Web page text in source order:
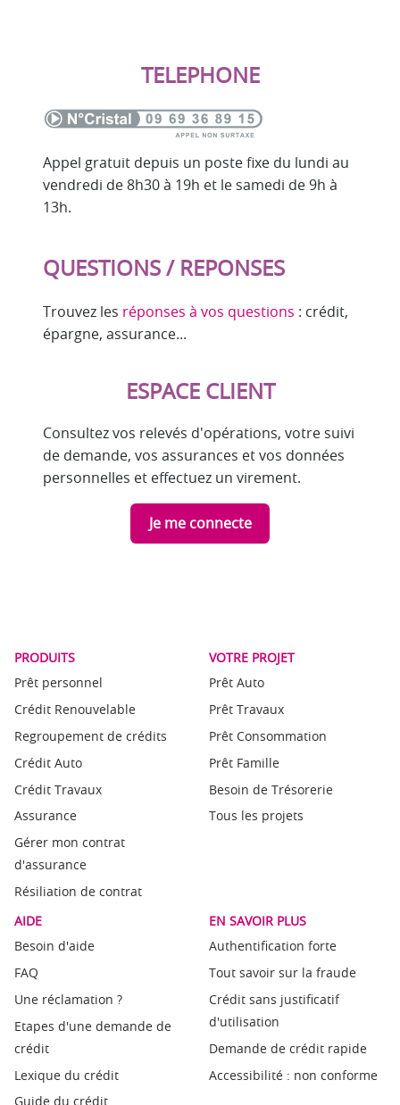
TELEPHONE
Appel gratuit depuis un poste fixe du lundi au
vendredi de 8h30 à 19h et le samedi de 9h à
13h.
QUESTIONS / REPONSES
Trouvez les réponses à vos questions : crédit,
épargne, assurance...
ESPACE CLIENT
Consultez vos relevés d'opérations, votre suivi
de demande, vos assurances et vos données
personnelles et effectuez un virement.
Je me connecte
PRODUITS
Prêt personnel
Crédit Renouvelable
Regroupement de crédits
Crédit Auto
Crédit Travaux
Assurance
Gérer mon contrat
d'assurance
Résiliation de contrat
VOTRE PROJET
Prêt Auto
Prêt Travaux
Prêt Consommation
Prêt Famille
Besoin de Trésorerie
Tous les projets
AIDE
Besoin d'aide
FAQ
Une réclamation ?
Etapes d'une demande de
crédit
Lexique du crédit
Guide du crédit
EN SAVOIR PLUS
Authentification forte
Tout savoir sur la fraude
Crédit sans justificatif
d'utilisation
Demande de crédit rapide
Accessibilité : non conforme